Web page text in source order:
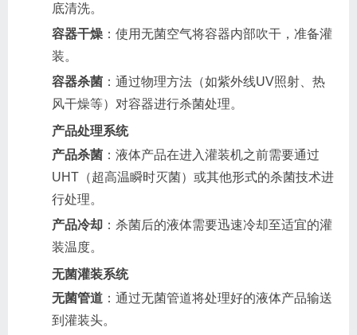
底清洗。
容器干燥 ：使用无菌空气将容器内部吹干，准备灌
装。
容器杀菌 ：通过物理方法（如紫外线UV照射、热
风干燥等）对容器进行杀菌处理。
产品处理系统
产品杀菌 ：液体产品在进入灌装机之前需要通过
UHT（超高温瞬时灭菌）或其他形式的杀菌技术进
行处理。
产品冷却 ：杀菌后的液体需要迅速冷却至适宜的灌
装温度。
无菌灌装系统
无菌管道 ：通过无菌管道将处理好的液体产品输送
到灌装头。